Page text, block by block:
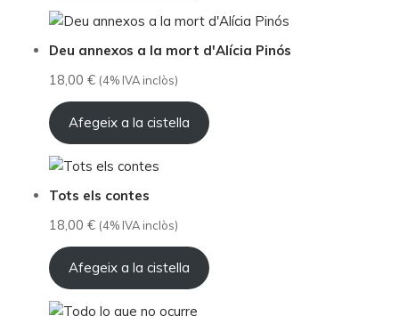
Deu annexos a la mort d'Alícia Pinós
18,00 € (4% IVA inclòs)
Afegeix a la cistella
Tots els contes
18,00 € (4% IVA inclòs)
Afegeix a la cistella